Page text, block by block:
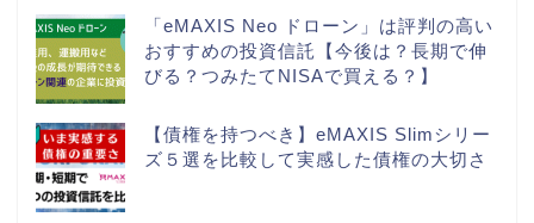
「eMAXIS Neo ドローン」は評判の高い
おすすめの投資信託【今後は？長期で伸
びる？つみたてNISAで買える？】
【債権を持つべき】eMAXIS Slimシリー
ズ５選を比較して実感した債権の大切さ